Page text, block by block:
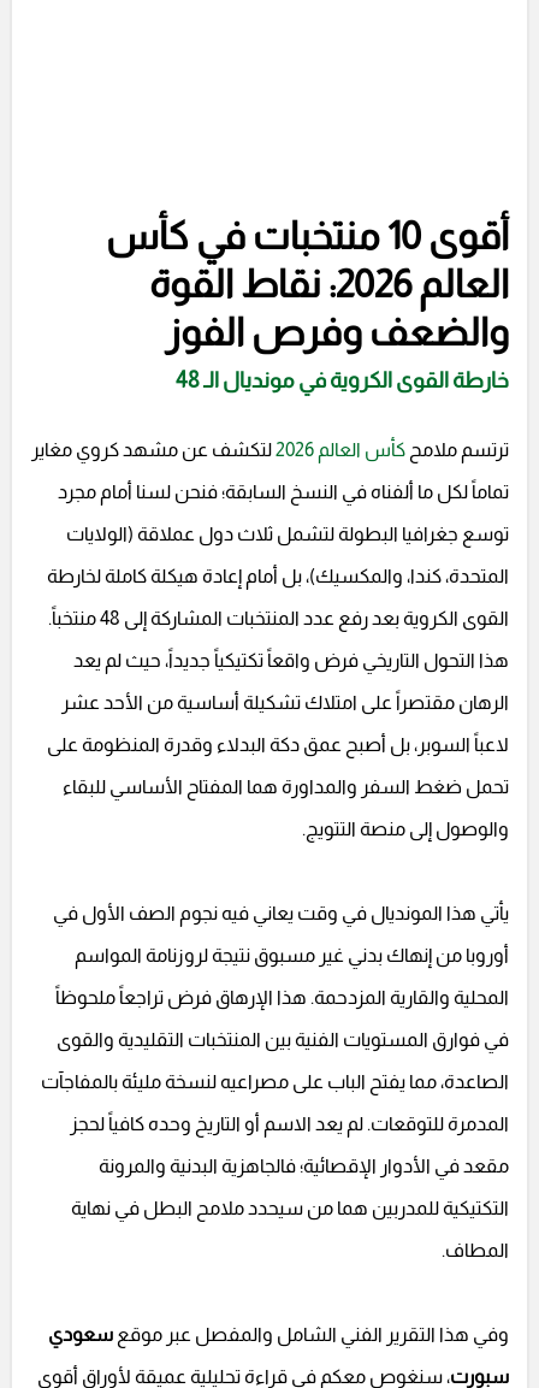
أقوى 10 منتخبات في كأس
العالم 2026: نقاط القوة
والضعف وفرص الفوز
خارطة القوى الكروية في مونديال الـ 48
ترتسم ملامح كأس العالم 2026 لتكشف عن مشهد كروي مغاير
تماماً لكل ما ألفناه في النسخ السابقة؛ فنحن لسنا أمام مجرد
توسع جغرافيا البطولة لتشمل ثلاث دول عملاقة (الولايات
المتحدة، كندا، والمكسيك)، بل أمام إعادة هيكلة كاملة لخارطة
القوى الكروية بعد رفع عدد المنتخبات المشاركة إلى 48 منتخباً.
هذا التحول التاريخي فرض واقعاً تكتيكياً جديداً، حيث لم يعد
الرهان مقتصراً على امتلاك تشكيلة أساسية من الأحد عشر
لاعباً السوبر، بل أصبح عمق دكة البدلاء وقدرة المنظومة على
تحمل ضغط السفر والمداورة هما المفتاح الأساسي للبقاء
والوصول إلى منصة التتويج.
يأتي هذا المونديال في وقت يعاني فيه نجوم الصف الأول في
أوروبا من إنهاك بدني غير مسبوق نتيجة لروزنامة المواسم
المحلية والقارية المزدحمة. هذا الإرهاق فرض تراجعاً ملحوظاً
في فوارق المستويات الفنية بين المنتخبات التقليدية والقوى
الصاعدة، مما يفتح الباب على مصراعيه لنسخة مليئة بالمفاجآت
المدمرة للتوقعات. لم يعد الاسم أو التاريخ وحده كافياً لحجز
مقعد في الأدوار الإقصائية؛ فالجاهزية البدنية والمرونة
التكتيكية للمدربين هما من سيحدد ملامح البطل في نهاية
المطاف.
وفي هذا التقرير الفني الشامل والمفصل عبر موقع سعودي
سبورت، سنغوص معكم في قراءة تحليلية عميقة لأوراق أقوى